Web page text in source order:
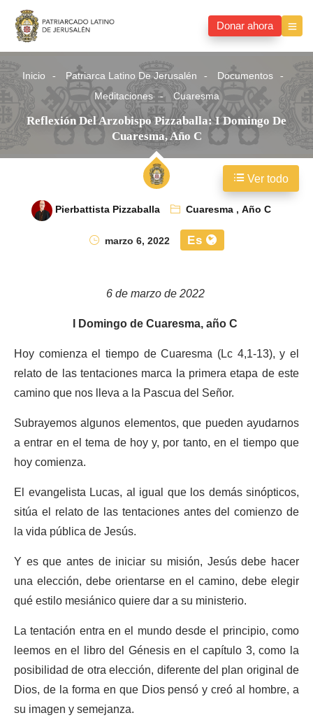
Donar ahora
Inicio Patriarca Latino De Jerusalén
Documentos
Meditaciones
Cuaresma
Reflexión Del Arzobispo Pizzaballa: I Domingo De
Cuaresma, Año C
Pierbattista Pizzaballa Cuaresma,Año C
marzo 6, 2022
Es
6 de marzo de 2022
I Domingo de Cuaresma, año C
Hoy comienza el tiempo de Cuaresma (Lc 4,1-13), y el
relato de las tentaciones marca la primera etapa de este
camino que nos lleva a la Pascua del Señor.
Subrayemos algunos elementos, que pueden ayudarnos
a entrar en el tema de hoy y, por tanto, en el tiempo que
hoy comienza.
El evangelista Lucas, al igual que los demás sinópticos,
sitúa el relato de las tentaciones antes del comienzo de
la vida pública de Jesús.
Y es que antes de iniciar su misión, Jesús debe hacer
una elección, debe orientarse en el camino, debe elegir
qué estilo mesiánico quiere dar a su ministerio.
La tentación entra en el mundo desde el principio, como
leemos en el libro del Génesis en el capítulo 3, como la
posibilidad de otra elección, diferente del plan original de
Dios, de la forma en que Dios pensó y creó al hombre, a
su imagen y semejanza.
Ver todo